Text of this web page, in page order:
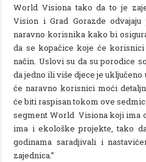
World Visiona tako da to je
Vision i Grad Gorazde odvajaju
naravno korisnika kako bi
da se kopačice koje će
način. Uslovi su da su porodice
da jedno ili više djece je
će naravno korisnici moći
će biti raspisan tokom ove
segment World Visiona koji ima
ima i ekološke projekte, tako
godinama saradjivali i
zajednica.”